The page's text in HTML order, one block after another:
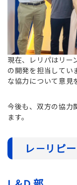
現在、レリパはリー
の開発を担当してい
な協力について意見
今後も、双方の協力
ます。
レ－リピ